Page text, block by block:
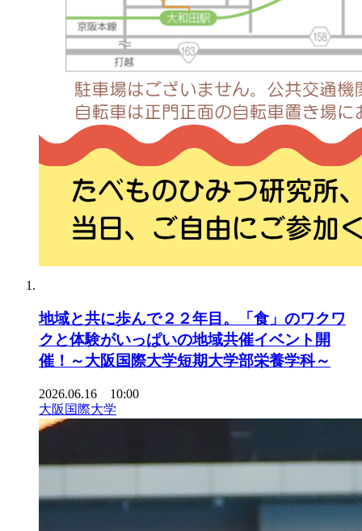
地域と共に歩んで２２年目。「食」のワクワ
クと体験がいっぱいの地域共催イベント開
催！～大阪国際大学短期大学部栄養学科～
2026.06.16 10:00
大阪国際大学